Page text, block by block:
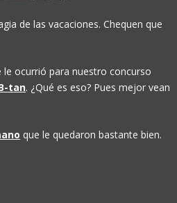
de las vacaciones. Chequen que
le ocurrió para nuestro concurso
tan. ¿Qué es eso? Pues mejor vean
que le quedaron bastante bien.